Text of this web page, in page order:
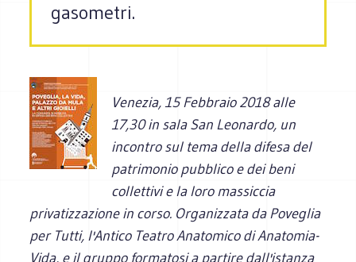
gasometri.
Venezia, 15 Febbraio 2018 alle
17,30 in sala San Leonardo, un
incontro sul tema della difesa del
patrimonio pubblico e dei beni
collettivi e la loro massiccia
privatizzazione in corso. Organizzata da Poveglia
per Tutti, l'Antico Teatro Anatomico di Anatomia-
Vida, e il gruppo formatosi a partire dall'istanza